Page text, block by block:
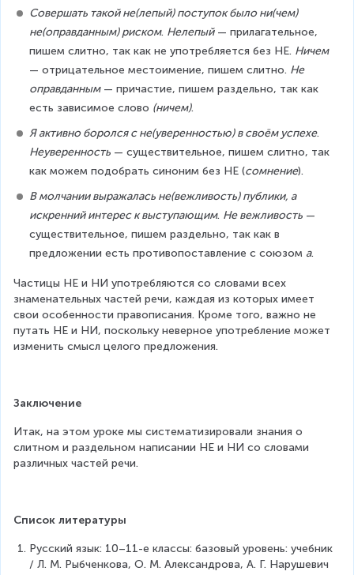
Совершать такой не(лепый) поступок было ни(чем)
не(оправданным) риском. Нелепый — прилагательное,
пишем слитно, так как не употребляется без НЕ. Ничем
— отрицательное местоимение, пишем слитно. Не
оправданным — причастие, пишем раздельно, так как
есть зависимое слово (ничем).
Я активно боролся с не(уверенностью) в своём успехе.
Неуверенность — существительное, пишем слитно, так
как можем подобрать синоним без НЕ (сомнение).
В молчании выражалась не(вежливость) публики, а
искренний интерес к выступающим. Не вежливость —
существительное, пишем раздельно, так как в
предложении есть противопоставление с союзом а.
Частицы НЕ и НИ употребляются со словами всех
знаменательных частей речи, каждая из которых имеет
свои особенности правописания. Кроме того, важно не
путать НЕ и НИ, поскольку неверное употребление может
изменить смысл целого предложения.
Заключение
Итак, на этом уроке мы систематизировали знания о
слитном и раздельном написании НЕ и НИ со словами
различных частей речи.
Список литературы
Русский язык: 10–11-е классы: базовый уровень: учебник
/ Л. М. Рыбченкова, О. М. Александрова, А. Г. Нарушевич